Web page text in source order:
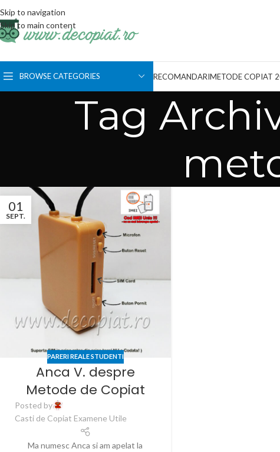
Skip to navigation
Skip to main content
BROWSE CATEGORIES RECOMANDARIMETODE COPIAT
Tag
01
SEPT.
PARERI REALE STUDENTI
Anca V. despre
Metode de Copiat
Posted by
Casti de Copiat Examene Utile
Ma numesc Anca si am apelat la